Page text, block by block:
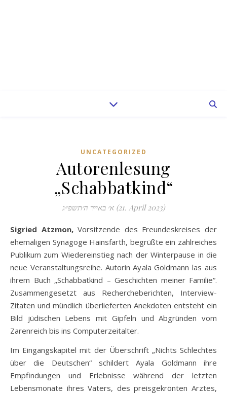
UNCATEGORIZED
Autorenlesung
„Schabbatkind“
א׳ באייר ה׳תשפ״ג (21. April 2023)
Sigried Atzmon,Vorsitzende des Freundeskreises der
ehemaligen Synagoge Hainsfarth, begrüßte ein zahlreiches
Publikum zum Wiedereinstieg nach der Winterpause in die
neue Veranstaltungsreihe. Autorin Ayala Goldmann las aus
ihrem Buch „Schabbatkind – Geschichten meiner Familie“.
Zusammengesetzt aus Rechercheberichten, Interview-
Zitaten und mündlich überlieferten Anekdoten entsteht ein
Bild jüdischen Lebens mit Gipfeln und Abgründen vom
Zarenreich bis ins Computerzeitalter.
Im Eingangskapitel mit der Überschrift „Nichts Schlechtes
über die Deutschen“ schildert Ayala Goldmann ihre
Empfindungen und Erlebnisse während der letzten
Lebensmonate ihres Vaters, des preisgekrönten Arztes,